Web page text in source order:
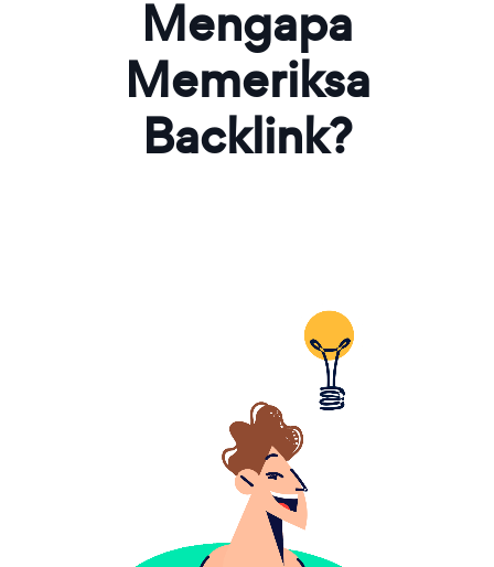
Mengapa
Memeriksa
Backlink?